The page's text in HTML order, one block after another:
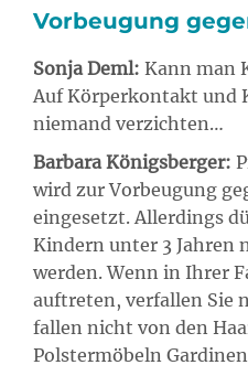
Vorbeugung
Sonja Deml: Kann man
Auf Körperkontakt und
niemand verzichten…
Barbara Königsberger:
wird zur Vorbeugung
eingesetzt. Allerdings
Kindern unter 3 Jahren
werden. Wenn in Ihrer
auftreten, verfallen Sie
fallen nicht von den
Polstermöbeln